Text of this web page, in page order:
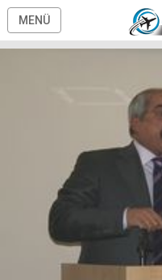
MENÜ